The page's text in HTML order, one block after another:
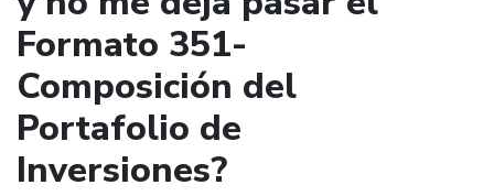
Formato 351-
Composición del
Portafolio de
Inversiones?